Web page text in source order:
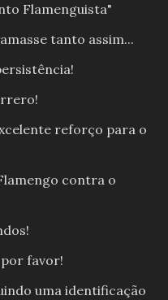
Flamenguista"
tanto assim...
reforço para o
contra o
favor!
uma identificação